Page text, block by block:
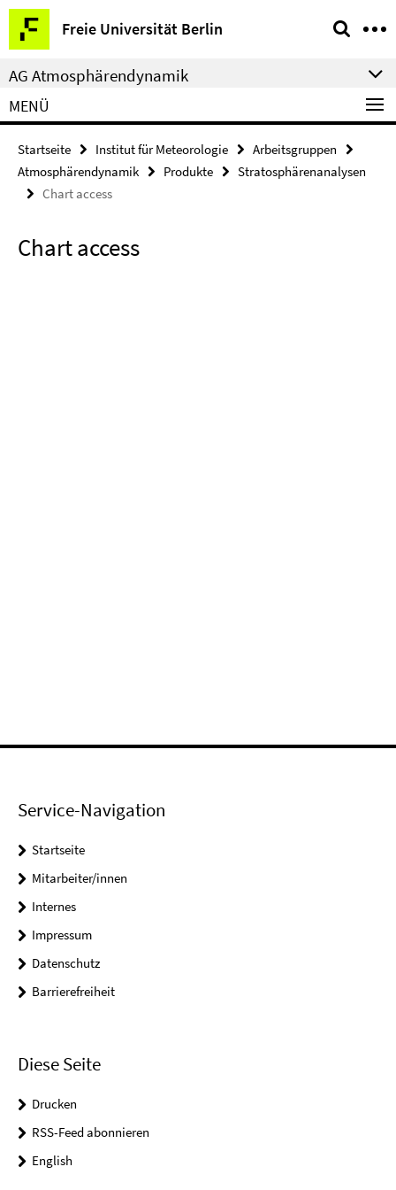
Springe
direkt
zu
Inhalt
Freie Universität Berlin
Service-
Navigation
AG Atmosphärendynamik
MENÜ
Startseite Institut für Meteorologie
Arbeitsgruppen
Atmosphärendynamik
Produkte
Stratosphärenanalysen
Chart access
Chart access
Service-Navigation
Startseite
Mitarbeiter/innen
Internes
Impressum
Datenschutz
Barrierefreiheit
Diese Seite
Drucken
RSS-Feed abonnieren
English